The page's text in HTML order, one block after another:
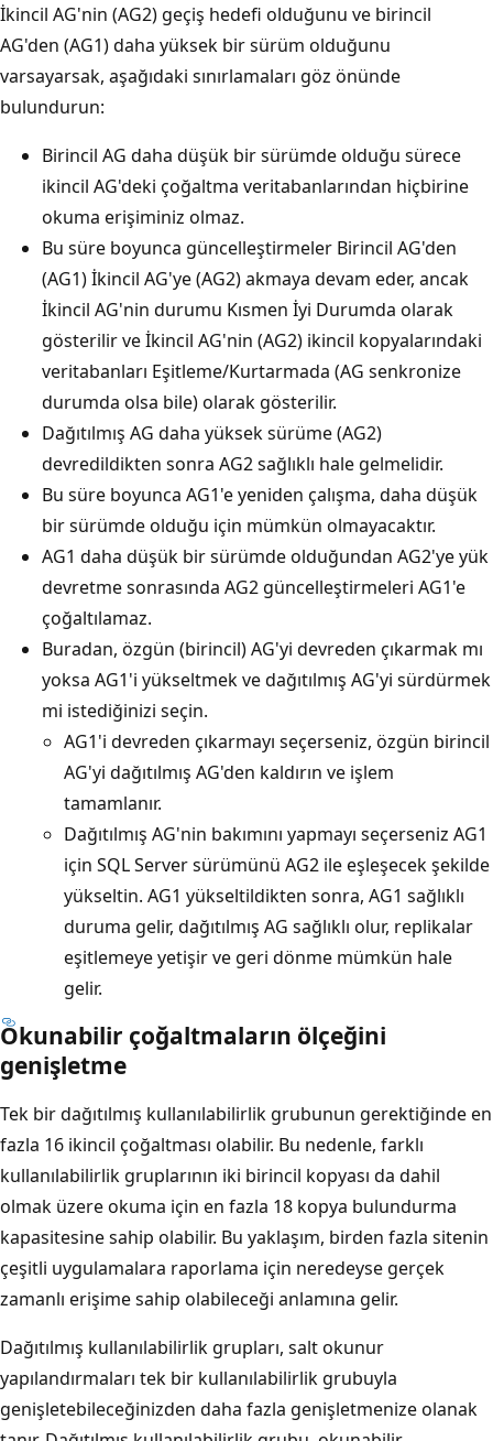
İkincil AG'nin (AG2) geçiş hedefi olduğunu ve birincil
AG'den (AG1) daha yüksek bir sürüm olduğunu
varsayarsak, aşağıdaki sınırlamaları göz önünde
bulundurun:
Birincil AG daha düşük bir sürümde olduğu sürece
ikincil AG'deki çoğaltma veritabanlarından hiçbirine
okuma erişiminiz olmaz.
Bu süre boyunca güncelleştirmeler Birincil AG'den
(AG1) İkincil AG'ye (AG2) akmaya devam eder, ancak
İkincil AG'nin durumu Kısmen İyi Durumda olarak
gösterilir ve İkincil AG'nin (AG2) ikincil kopyalarındaki
veritabanları Eşitleme/Kurtarmada (AG senkronize
durumda olsa bile) olarak gösterilir.
Dağıtılmış AG daha yüksek sürüme (AG2)
devredildikten sonra AG2 sağlıklı hale gelmelidir.
Bu süre boyunca AG1'e yeniden çalışma, daha düşük
bir sürümde olduğu için mümkün olmayacaktır.
AG1 daha düşük bir sürümde olduğundan AG2'ye yük
devretme sonrasında AG2 güncelleştirmeleri AG1'e
çoğaltılamaz.
Buradan, özgün (birincil) AG'yi devreden çıkarmak mı
yoksa AG1'i yükseltmek ve dağıtılmış AG'yi sürdürmek
mi istediğinizi seçin.
AG1'i devreden çıkarmayı seçerseniz, özgün birincil
AG'yi dağıtılmış AG'den kaldırın ve işlem
tamamlanır.
Dağıtılmış AG'nin bakımını yapmayı seçerseniz AG1
için SQL Server sürümünü AG2 ile eşleşecek şekilde
yükseltin. AG1 yükseltildikten sonra, AG1 sağlıklı
duruma gelir, dağıtılmış AG sağlıklı olur, replikalar
eşitlemeye yetişir ve geri dönme mümkün hale
gelir.
Okunabilir çoğaltmaların ölçeğini
genişletme
Tek bir dağıtılmış kullanılabilirlik grubunun gerektiğinde en
fazla 16 ikincil çoğaltması olabilir. Bu nedenle, farklı
kullanılabilirlik gruplarının iki birincil kopyası da dahil
olmak üzere okuma için en fazla 18 kopya bulundurma
kapasitesine sahip olabilir. Bu yaklaşım, birden fazla sitenin
çeşitli uygulamalara raporlama için neredeyse gerçek
zamanlı erişime sahip olabileceği anlamına gelir.
Dağıtılmış kullanılabilirlik grupları, salt okunur
yapılandırmaları tek bir kullanılabilirlik grubuyla
genişletebileceğinizden daha fazla genişletmenize olanak